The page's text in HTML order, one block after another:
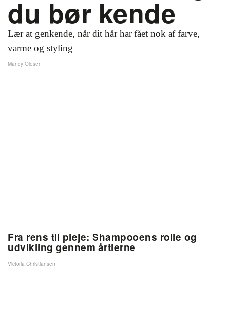
du bør kende
Lær at genkende, når dit hår har fået nok af farve,
varme og styling
Mandy Olesen
Fra rens til pleje: Shampooens rolle og
udvikling gennem årtierne
Victoria Christiansen